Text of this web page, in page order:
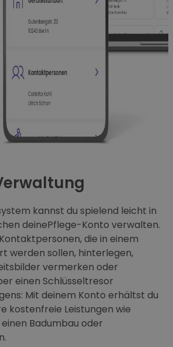
kannst du spielend leicht in
deinePflege-Konto verwalten.
die in einem
werden sollen, hinterlegen,
vermerken oder
einen Schlüsseltresor
Mit deinem Konto erhältst du
kostenfreie Leistungen wie
Badumbau oder